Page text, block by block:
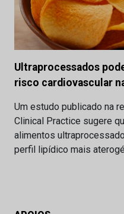
Ultraprocessados
risco cardiovascular
Um estudo publicado na
Clinical Practice sugere
alimentos
perfil lipídico mais